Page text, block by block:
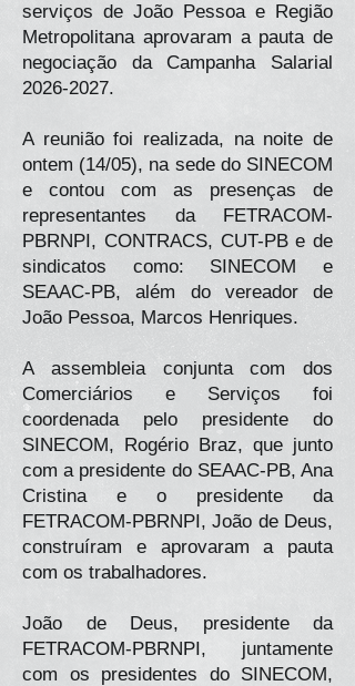
serviços de João Pessoa e Região
Metropolitana aprovaram a pauta de
negociação da Campanha Salarial
2026-2027.
A reunião foi realizada, na noite de
ontem (14/05), na sede do SINECOM
e contou com as presenças de
representantes da FETRACOM-
PBRNPI, CONTRACS, CUT-PB e de
sindicatos como: SINECOM e
SEAAC-PB, além do vereador de
João Pessoa, Marcos Henriques.
A assembleia conjunta com dos
Comerciários e Serviços foi
coordenada pelo presidente do
SINECOM, Rogério Braz, que junto
com a presidente do SEAAC-PB, Ana
Cristina e o presidente da
FETRACOM-PBRNPI, João de Deus,
construíram e aprovaram a pauta
com os trabalhadores.
João de Deus, presidente da
FETRACOM-PBRNPI, juntamente
com os presidentes do SINECOM,